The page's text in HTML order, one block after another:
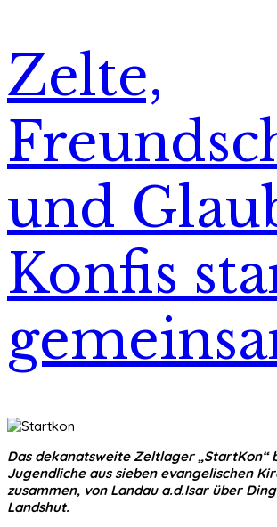
Zelte,
und
Konfis
Das dekanatsweite Zeltlager „StartKon“
Jugendliche aus sieben evangelischen
zusammen, von Landau a.d.Isar über
Landshut.